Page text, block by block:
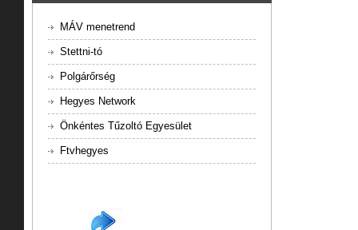
MÁV menetrend
Stettni-tó
Polgárőrség
Hegyes Network
Önkéntes Tűzoltó Egyesület
Ftvhegyes